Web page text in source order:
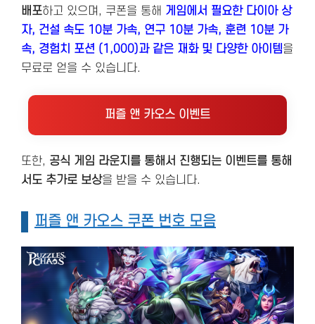
배포하고 있으며, 쿠폰을 통해 게임에서 필요한 다이아 상
자, 건설 속도 10분 가속, 연구 10분 가속, 훈련 10분 가
속, 경험치 포션 (1,000)과 같은 재화 및 다양한 아이템을
무료로 얻을 수 있습니다.
퍼즐 앤 카오스 이벤트
또한, 공식 게임 라운지를 통해서 진행되는 이벤트를 통해
서도 추가로 보상을 받을 수 있습니다.
퍼즐 앤 카오스 쿠폰 번호 모음